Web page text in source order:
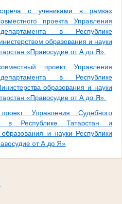
с учениками в рамках
проекта Управления
в Республике
образования и науки
«Правосудие от А до Я».
проект Управления
в Республике
образования и науки
«Правосудие от А до Я».
Управления Судебного
в Республике Татарстан и
и науки Республики
от А до Я»